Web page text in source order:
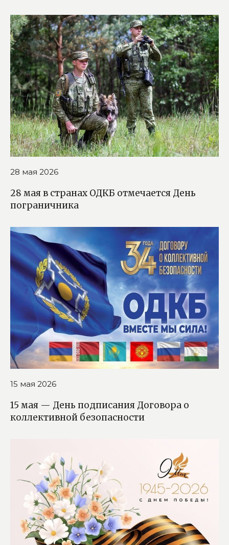
28 мая 2026
28 мая в странах ОДКБ отмечается День
пограничника
15 мая 2026
15 мая — День подписания Договора о
коллективной безопасности